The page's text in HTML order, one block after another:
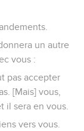
un autre
vous :
pas accepter
[Mais] vous,
il sera en vous.
vers vous.